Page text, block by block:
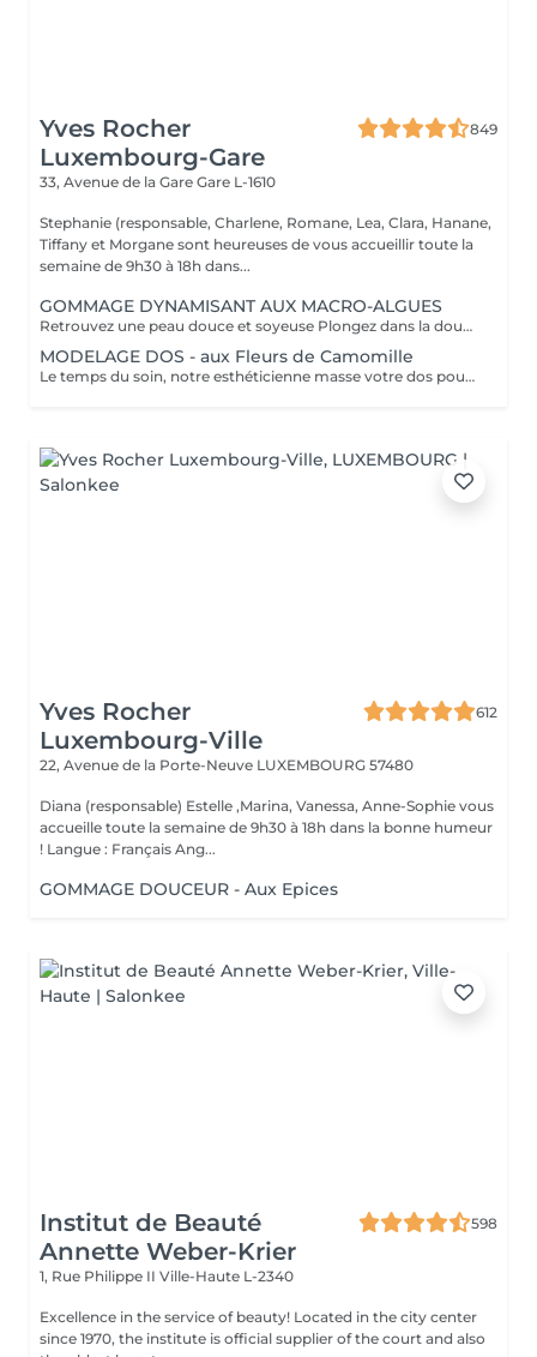
Yves Rocher
Luxembourg-Gare
849
33, Avenue de la Gare Gare L-1610
Stephanie (responsable, Charlene, Romane, Lea, Clara, Hanane,
Tiffany et Morgane sont heureuses de vous accueillir toute la
semaine de 9h30 à 18h dans...
GOMMAGE DYNAMISANT AUX MACRO-ALGUES
Retrouvez une peau douce et soyeuse Plongez dans la douceur tropicale dIndonésie à travers les notes épicées des huiles essentielles de Girofle et de Muscade. Ce gommage aux effluves chauds et naturels vous transporte tout en exfoliant délicatement votre peau : elle est douce, lumineuse et satinée.
MODELAGE DOS - aux Fleurs de Camomille
Le temps du soin, notre esthéticienne masse votre dos pour un confort sans précédent.
Yves Rocher
Luxembourg-Ville
612
22, Avenue de la Porte-Neuve LUXEMBOURG 57480
Diana (responsable) Estelle ,Marina, Vanessa, Anne-Sophie vous
accueille toute la semaine de 9h30 à 18h dans la bonne humeur
! Langue : Français Ang...
GOMMAGE DOUCEUR - Aux Epices
Institut de Beauté
Annette Weber-Krier
598
1, Rue Philippe II Ville-Haute L-2340
Excellence in the service of beauty! Located in the city center
since 1970, the institute is official supplier of the court and also